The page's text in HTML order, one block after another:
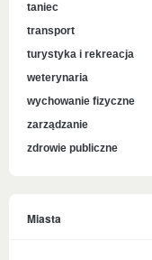
taniec
transport
turystyka i rekreacja
weterynaria
wychowanie fizyczne
zarządzanie
zdrowie publiczne
Miasta